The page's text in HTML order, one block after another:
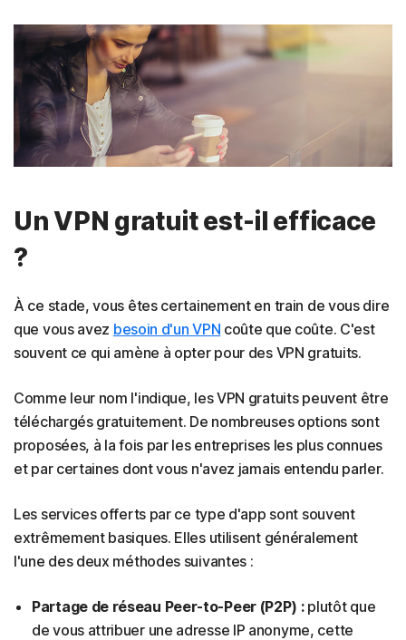
Un VPN gratuit est-il efficace
?
À ce stade, vous êtes certainement en train de vous dire
que vous avez besoin d'un VPN coûte que coûte. C'est
souvent ce qui amène à opter pour des VPN gratuits.
Comme leur nom l'indique, les VPN gratuits peuvent être
téléchargés gratuitement. De nombreuses options sont
proposées, à la fois par les entreprises les plus connues
et par certaines dont vous n'avez jamais entendu parler.
Les services offerts par ce type d'app sont souvent
extrêmement basiques. Elles utilisent généralement
l'une des deux méthodes suivantes :
Partage de réseau Peer-to-Peer (P2P) :plutôt que
de vous attribuer une adresse IP anonyme, cette